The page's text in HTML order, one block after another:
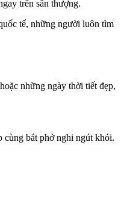
trên sân thượng.
tế, những người luôn tìm
những ngày thời tiết đẹp,
cùng bát phở nghi ngút khói.